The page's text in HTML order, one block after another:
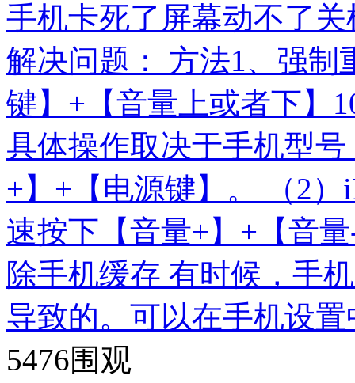
手机卡死了屏幕动不了
解决问题： 方法1、强制
键】+【音量上或者下】
具体操作取决于手机型
+】+【电源键】。 （2
速按下【音量+】+【音
除手机缓存 有时候，手
导致的。可以在手机设置
5476围观